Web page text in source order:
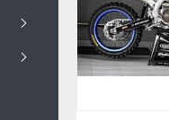
Prospect / Fury